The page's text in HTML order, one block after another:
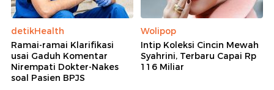
detikHealth
Ramai-ramai Klarifikasi
usai Gaduh Komentar
Nirempati Dokter-Nakes
soal Pasien BPJS
Wolipop
Intip Koleksi Cincin Mewah
Syahrini, Terbaru Capai Rp
116 Miliar